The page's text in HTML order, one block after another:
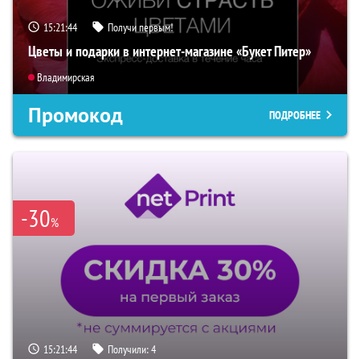
15:21:43 Получи первым!
Цветы и подарки в интернет-магазине «Букет Питер»
Владимирская
Промокод ПОДРОБНЕЕ
-30%
15:21:43 Получили:4